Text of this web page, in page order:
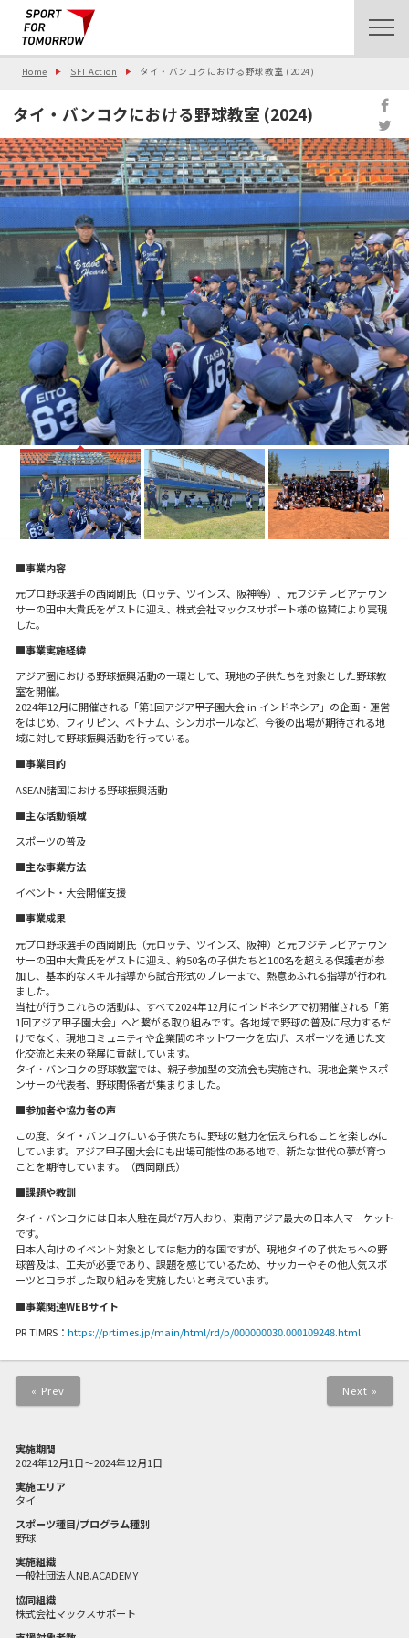
Home SFT Action タイ・バンコクにおける野球教室 (2024)
タイ・バンコクにおける野球教室 (2024)
■事業内容
元プロ野球選手の西岡剛氏（ロッテ、ツインズ、阪神等）、元フジテレビアナウン
サーの田中大貴氏をゲストに迎え、株式会社マックスサポート様の協賛により実現
した。
■事業実施経緯
アジア圏における野球振興活動の一環として、現地の子供たちを対象とした野球教
室を開催。
2024年12月に開催される「第1回アジア甲子園大会 in インドネシア」の企画・運営
をはじめ、フィリピン、ベトナム、シンガポールなど、今後の出場が期待される地
域に対して野球振興活動を行っている。
■事業目的
ASEAN諸国における野球振興活動
■主な活動領域
スポーツの普及
■主な事業方法
イベント・大会開催支援
■事業成果
元プロ野球選手の西岡剛氏（元ロッテ、ツインズ、阪神）と元フジテレビアナウン
サーの田中大貴氏をゲストに迎え、約50名の子供たちと100名を超える保護者が参
加し、基本的なスキル指導から試合形式のプレーまで、熱意あふれる指導が行われ
ました。
当社が行うこれらの活動は、すべて2024年12月にインドネシアで初開催される「第
1回アジア甲子園大会」へと繋がる取り組みです。各地域で野球の普及に尽力するだ
けでなく、現地コミュニティや企業間のネットワークを広げ、スポーツを通じた文
化交流と未来の発展に貢献しています。
タイ・バンコクの野球教室では、親子参加型の交流会も実施され、現地企業やスポ
ンサーの代表者、野球関係者が集まりました。
■参加者や協力者の声
この度、タイ・バンコクにいる子供たちに野球の魅力を伝えられることを楽しみに
しています。アジア甲子園大会にも出場可能性のある地で、新たな世代の夢が育つ
ことを期待しています。（西岡剛氏）
■課題や教訓
タイ・バンコクには日本人駐在員が7万人おり、東南アジア最大の日本人マーケット
です。
日本人向けのイベント対象としては魅力的な国ですが、現地タイの子供たちへの野
球普及は、工夫が必要であり、課題を感じているため、サッカーやその他人気スポ
ーツとコラボした取り組みを実施したいと考えています。
■事業関連WEBサイト
PR TIMRS： https://prtimes.jp/main/html/rd/p/000000030.000109248.html
« Prev Next »
実施期間
2024年12月1日～2024年12月1日
実施エリア
タイ
スポーツ種目/プログラム種別
野球
実施組織
一般社団法人NB.ACADEMY
協同組織
株式会社マックスサポート